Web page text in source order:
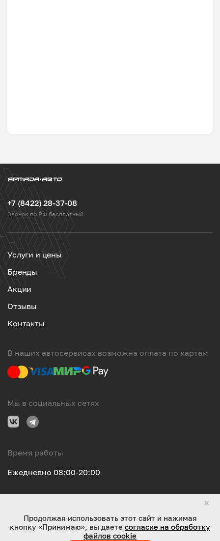
+7 (8422) 28-37-08
Звонок по РФ бесплатный
Услуги и цены
Бренды
Акции
Отзывы
Контакты
В наших автосервисах возможна оплата по картам
Мы в социальных сетях
Время работы
Ежедневно 08:00-20:00
ООО "Оригинал-сервис". Все права защищены 2026
Продолжая использовать этот сайт и нажимая
кнопку «Принимаю», вы даете согласие на обработку
файлов cookie